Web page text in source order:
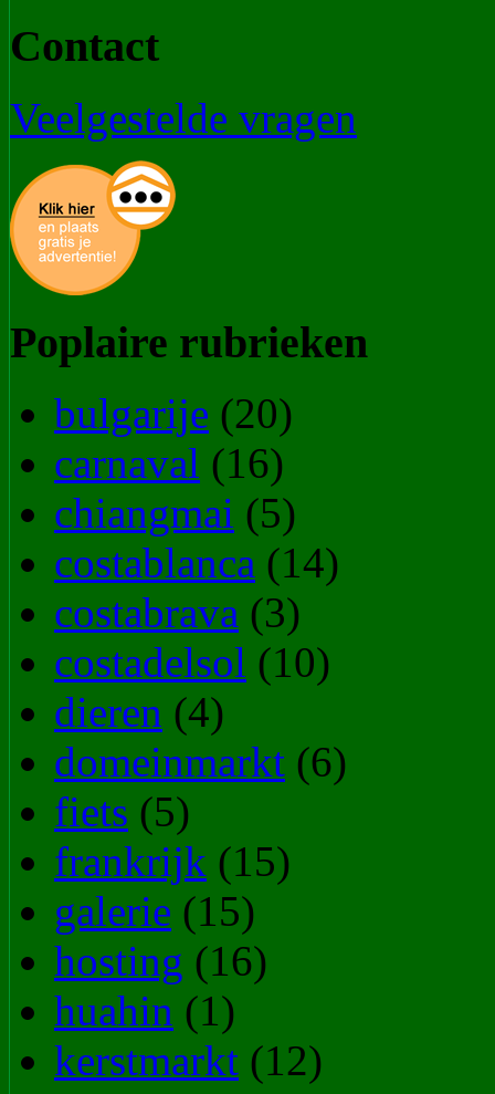
Contact
Veelgestelde vragen
Poplaire rubrieken
bulgarije (20)
carnaval (16)
chiangmai (5)
costablanca (14)
costabrava (3)
costadelsol (10)
dieren (4)
domeinmarkt (6)
fiets (5)
frankrijk (15)
galerie (15)
hosting (16)
huahin (1)
kerstmarkt (12)